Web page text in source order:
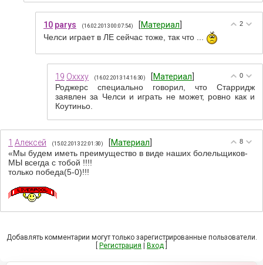
2
10 parys (16.02.2013 00:07:54) [Материал
Челси играет в ЛЕ сейчас тоже, так что ...
0
19 Oxxxy (16.02.2013 14:16:30) [Материал
Роджерс специально говорил, что Старридж
заявлен за Челси и играть не может, ровно как и
Коутиньо.
8
1 Алексей (15.02.2013 22:01:30) [Материал
«Мы будем иметь преимущество в виде наших болельщиков-
МЫ всегда с тобой !!!!
только победа(5-0)!!!
Добавлять комментарии могут только зарегистрированные пользователи.
Регистрация Вход